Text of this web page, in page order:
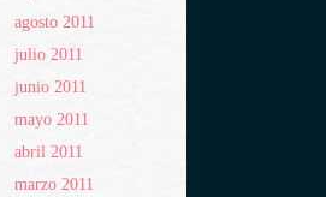
agosto 2011
julio 2011
junio 2011
mayo 2011
abril 2011
marzo 2011